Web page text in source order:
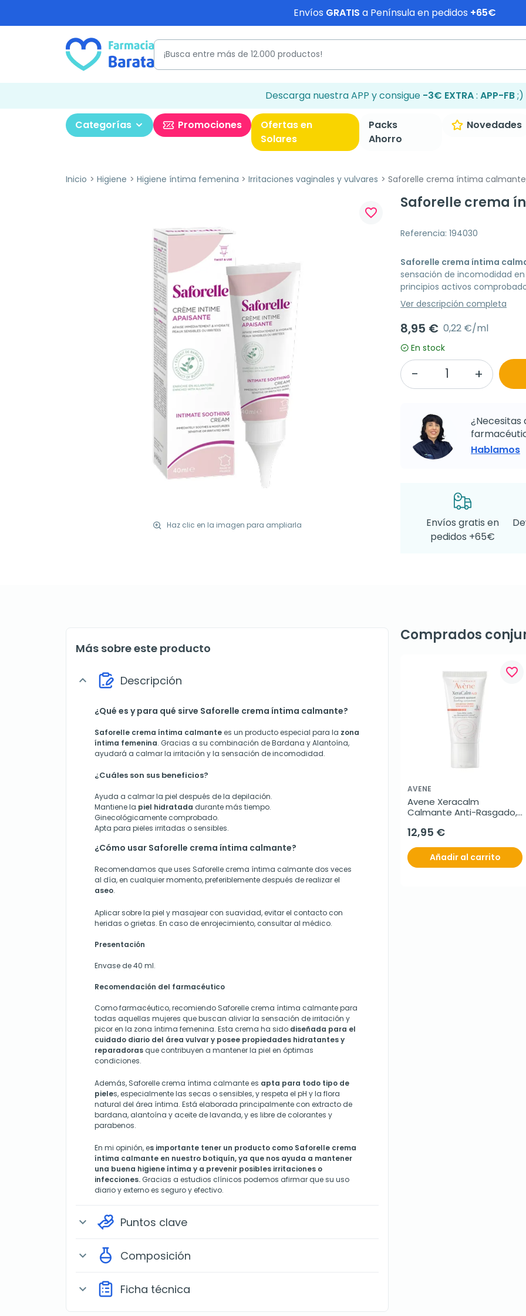
Envíos GRATIS a Península en pedidos +65€
Descarga nuestra APP y consigue -3€ EXTRA: APP-FB;)
Categorías Promociones
Ofertas en
Solares
Packs
Ahorro
Novedades
Inicio Higiene Higiene íntima femenina Irritaciones vaginales y vulvares Saforelle crema íntima
Haz clic en la imagen para ampliarla
favorite_border
Saforelle crema
Referencia: 194030
Saforelle crema íntima
sensación de incomodidad
principios activos
Ver descripción completa
8,95 € 0,22 €/ml
En stock
¿Necesitas
Hablamos
Envíos gratis en
pedidos +65€
Más sobre este producto
expand_more Descripción
¿Qué es y para qué sirve Saforelle crema íntima calmante?
Saforelle crema íntima calmantees un producto especial para la zona
íntima femenina. Gracias a su combinación de Bardana y Alantoína,
ayudará a calmar la irritación y la sensación de incomodidad.
¿Cuáles son sus beneficios?
Ayuda a calmar la piel después de la depilación.
Mantiene la piel hidratada durante más tiempo.
Ginecológicamente comprobado.
Apta para pieles irritadas o sensibles.
¿Cómo usar Saforelle crema íntima calmante?
Recomendamos que uses Saforelle crema íntima calmante dos veces
al día, en cualquier momento, preferiblemente después de realizar el
aseo.
Aplicar sobre la piel y masajear con suavidad, evitar el contacto con
heridas o grietas. En caso de enrojecimiento, consultar al médico.
Presentación
Envase de 40 ml.
Recomendación del farmacéutico
Como farmacéutico, recomiendo Saforelle crema íntima calmante para
todas aquellas mujeres que buscan aliviar la sensación de irritación y
picor en la zona íntima femenina. Esta crema ha sido diseñada para el
cuidado diario del área vulvar y posee propiedades hidratantes y
reparadoras que contribuyen a mantener la piel en óptimas
condiciones.
Además, Saforelle crema íntima calmante es apta para todo tipo de
pieles, especialmente las secas o sensibles, y respeta el pH y la flora
natural del área íntima. Está elaborada principalmente con extracto de
bardana, alantoína y aceite de lavanda, y es libre de colorantes y
parabenos.
En mi opinión, es importante tener un producto como Saforelle crema
íntima calmante en nuestro botiquín, ya que nos ayuda a mantener
una buena higiene íntima y a prevenir posibles irritaciones o
infecciones. Gracias a estudios clínicos podemos afirmar que su uso
diario y externo es seguro y efectivo.
expand_more Puntos clave
expand_more Composición
expand_more Ficha técnica
Comprados
favorite_border
AVENE
Avene Xeracalm
Calmante Anti-Rasgado,
12,95 €
Añadir al carrito